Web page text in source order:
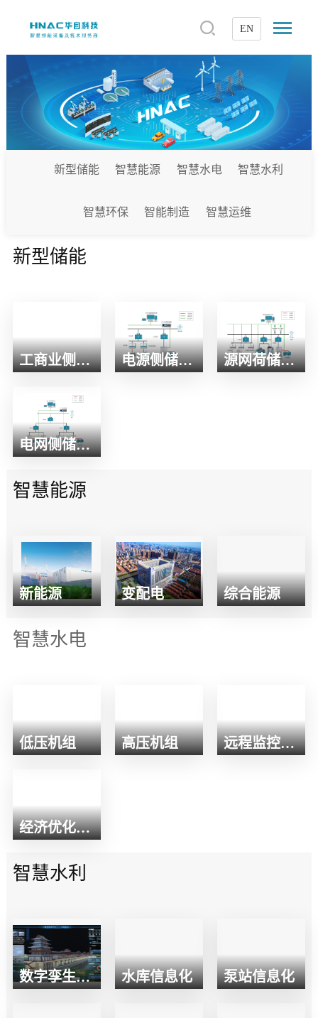
EN
新型储能 智慧能源 智慧水电 智慧水利
智慧环保 智能制造 智慧运维
新型储能
工商业侧储能解决方案 电源侧储能解决方案 源网荷储解决方案
电网侧储能解决方案
智慧能源
新能源 变配电 综合能源
智慧水电
低压机组 高压机组 远程监控集控
经济优化运行
智慧水利
数字孪生平台 水库信息化 泵站信息化